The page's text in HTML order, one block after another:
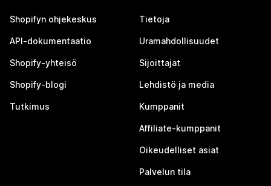
Shopifyn ohjekeskus
API-dokumentaatio
Shopify-yhteisö
Shopify-blogi
Tutkimus
Tietoja
Uramahdollisuudet
Sijoittajat
Lehdistö ja media
Kumppanit
Affiliate-kumppanit
Oikeudelliset asiat
Palvelun tila